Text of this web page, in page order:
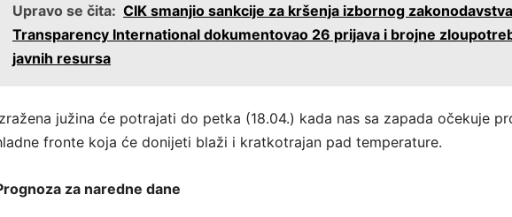
Upravo se čita: CIK smanjio sankcije za kršenja izbornog
Transparency International dokumentovao 26 prijava i brojne
javnih resursa
južina će potrajati do petka (18.04.) kada nas sa zapada očekuje
fronte koja će donijeti blaži i kratkotrajan pad temperature.
za naredne dane